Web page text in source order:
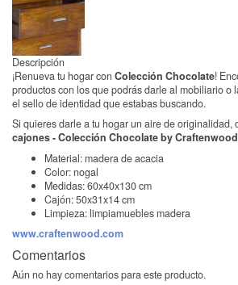
Descripción
¡Renueva tu hogar con Colección Chocolate!
productos con los que podrás darle al mobiliario o
el sello de identidad que estabas buscando.
Si quieres darle a tu hogar un aire de originalidad,
cajones - Colección Chocolate by Craftenwood
Material: madera de acacia
Color: nogal
Medidas: 60x40x130 cm
Cajón: 50x31x14 cm
Limpieza: limpiamuebles madera
www.craftenwood.com
Comentarios
Aún no hay comentarios para este producto.